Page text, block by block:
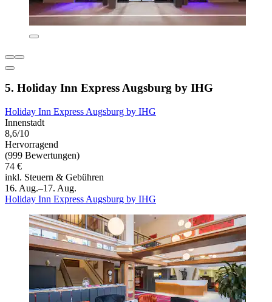
5. Holiday Inn Express Augsburg by IHG
Holiday Inn Express Augsburg by IHG
Innenstadt
8,6/10
Hervorragend
(999 Bewertungen)
74 €
inkl. Steuern & Gebühren
16. Aug.–17. Aug.
Holiday Inn Express Augsburg by IHG